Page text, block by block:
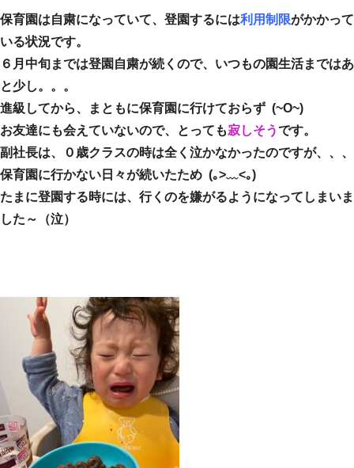
保育園は自粛になっていて、登園するには利用制限がかかって
いる状況です。
６月中旬までは登園自粛が続くので、いつもの園生活まではあ
と少し。。。
進級してから、まともに保育園に行けておらず (~O~)
お友達にも会えていないので、とっても寂しそうです。
副社長は、０歳クラスの時は全く泣かなかったのですが、、、
保育園に行かない日々が続いたため (｡>﹏<｡)
たまに登園する時には、行くのを嫌がるようになってしまいま
した～（泣）